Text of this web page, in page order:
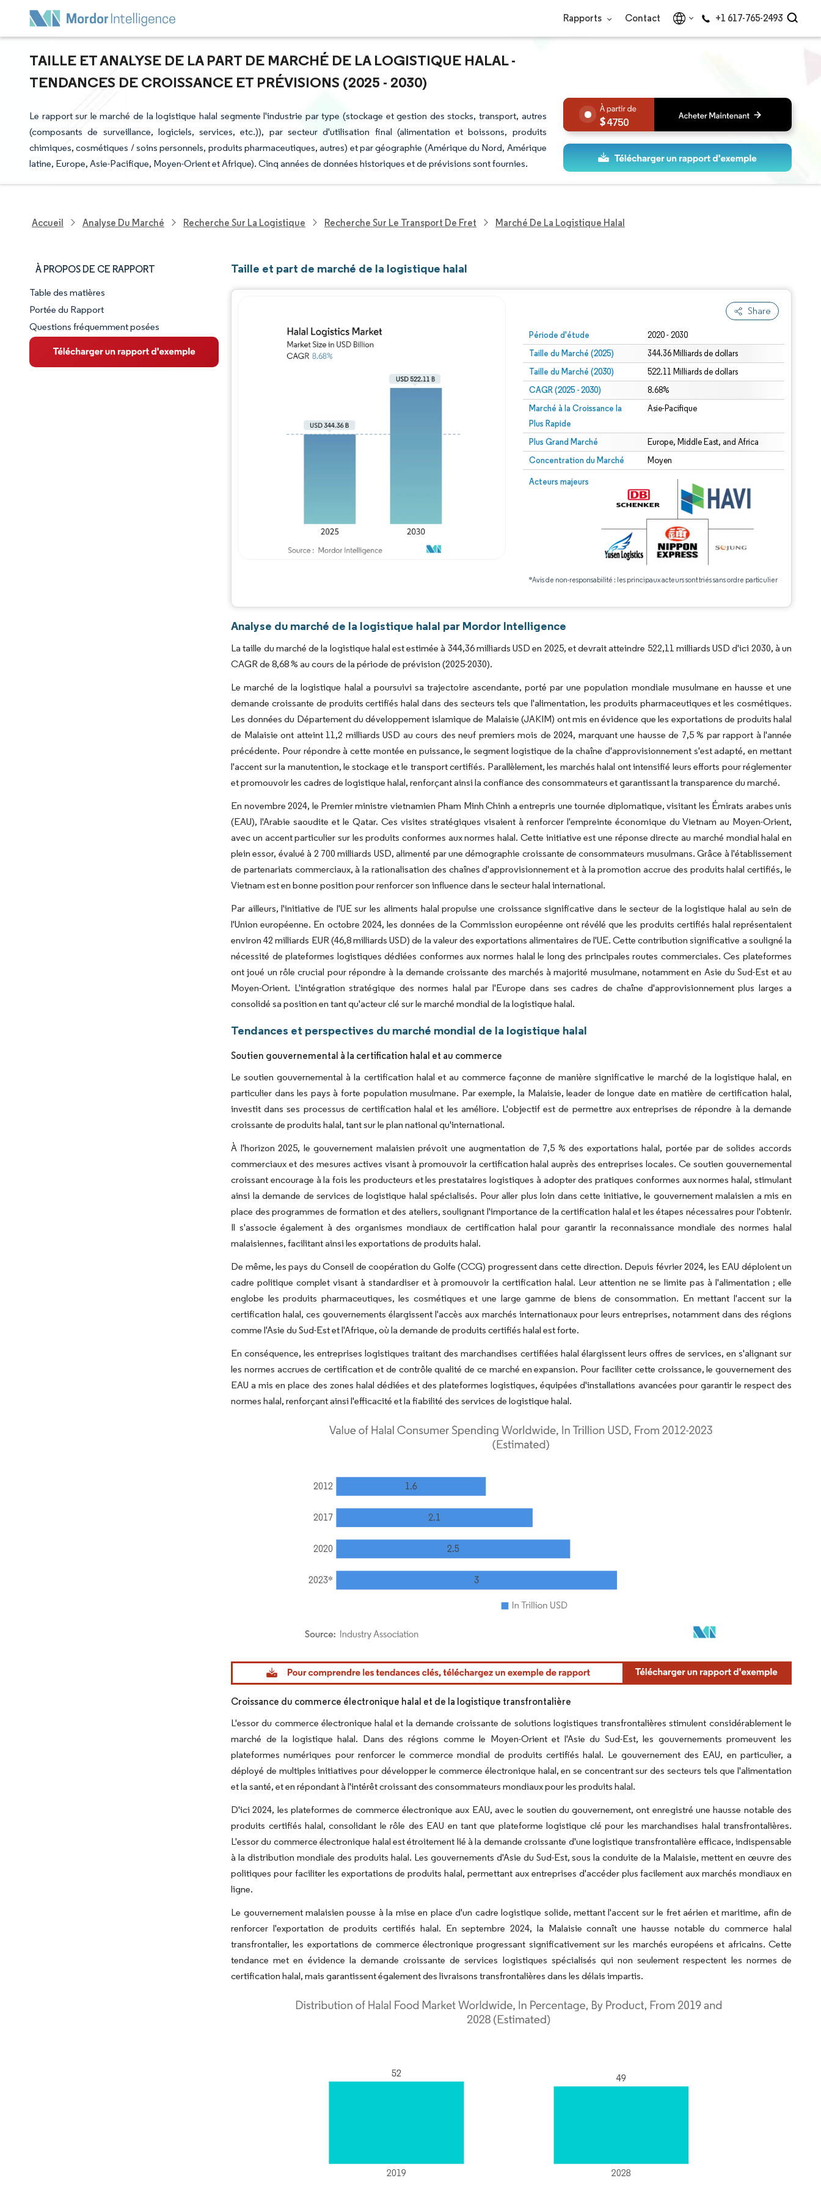
Rapports Contact +1 617-765-2493
TAILLE ET ANALYSE DE LA PART DE MARCHÉ DE LA LOGISTIQUE HALAL -
TENDANCES DE CROISSANCE ET PRÉVISIONS (2025 - 2030)
Le rapport sur le marché de la logistique halal segmente l'industrie par type (stockage et gestion des stocks, transport, autres
(composants de surveillance, logiciels, services, etc.)), par secteur d'utilisation final (alimentation et boissons, produits
chimiques, cosmétiques / soins personnels, produits pharmaceutiques, autres) et par géographie (Amérique du Nord, Amérique
latine, Europe, Asie-Pacifique, Moyen-Orient et Afrique). Cinq années de données historiques et de prévisions sont fournies.
4750
Accueil Analyse Du Marché Recherche Sur La Logistique Recherche Sur Le Transport De Fret Marché De La Logistique Halal
À PROPOS DE CE RAPPORT
Aperçu du marché
VUE D’ENSEMBLE DU MARCHÉ
Principales tendances du marché
Table des matières
Portée du Rapport
Questions fréquemment posées
Taille et part de marché de la logistique halal
Share
Période d'étude 2020 - 2030
Taille du Marché (2025) 344.36 Milliards de dollars
Taille du Marché (2030) 522.11 Milliards de dollars
CAGR (2025 - 2030) 8.68%
Marché à la Croissance la
Plus Rapide
Asie-Pacifique
Plus Grand Marché Europe, Middle East, and Africa
Concentration du Marché Moyen
Acteurs majeurs
*Avis de non-responsabilité : les principaux acteurs sont triés sans ordre particulier
Analyse du marché de la logistique halal par Mordor Intelligence
La taille du marché de la logistique halal est estimée à 344,36 milliards USD en 2025, et devrait atteindre 522,11 milliards USD d'ici 2030, à un
CAGR de 8,68 % au cours de la période de prévision (2025-2030).
Le marché de la logistique halal a poursuivi sa trajectoire ascendante, porté par une population mondiale musulmane en hausse et une
demande croissante de produits certifiés halal dans des secteurs tels que l'alimentation, les produits pharmaceutiques et les cosmétiques.
Les données du Département du développement islamique de Malaisie (JAKIM) ont mis en évidence que les exportations de produits halal
de Malaisie ont atteint 11,2 milliards USD au cours des neuf premiers mois de 2024, marquant une hausse de 7,5 % par rapport à l'année
précédente. Pour répondre à cette montée en puissance, le segment logistique de la chaîne d'approvisionnement s'est adapté, en mettant
l'accent sur la manutention, le stockage et le transport certifiés. Parallèlement, les marchés halal ont intensifié leurs efforts pour réglementer
et promouvoir les cadres de logistique halal, renforçant ainsi la confiance des consommateurs et garantissant la transparence du marché.
En novembre 2024, le Premier ministre vietnamien Pham Minh Chinh a entrepris une tournée diplomatique, visitant les Émirats arabes unis
(EAU), l'Arabie saoudite et le Qatar. Ces visites stratégiques visaient à renforcer l'empreinte économique du Vietnam au Moyen-Orient,
avec un accent particulier sur les produits conformes aux normes halal. Cette initiative est une réponse directe au marché mondial halal en
plein essor, évalué à 2 700 milliards USD, alimenté par une démographie croissante de consommateurs musulmans. Grâce à l'établissement
de partenariats commerciaux, à la rationalisation des chaînes d'approvisionnement et à la promotion accrue des produits halal certifiés, le
Vietnam est en bonne position pour renforcer son influence dans le secteur halal international.
Par ailleurs, l'initiative de l'UE sur les aliments halal propulse une croissance significative dans le secteur de la logistique halal au sein de
l'Union européenne. En octobre 2024, les données de la Commission européenne ont révélé que les produits certifiés halal représentaient
environ 42 milliards EUR (46,8 milliards USD) de la valeur des exportations alimentaires de l'UE. Cette contribution significative a souligné la
nécessité de plateformes logistiques dédiées conformes aux normes halal le long des principales routes commerciales. Ces plateformes
ont joué un rôle crucial pour répondre à la demande croissante des marchés à majorité musulmane, notamment en Asie du Sud-Est et au
Moyen-Orient. L'intégration stratégique des normes halal par l'Europe dans ses cadres de chaîne d'approvisionnement plus larges a
consolidé sa position en tant qu'acteur clé sur le marché mondial de la logistique halal.
Tendances et perspectives du marché mondial de la logistique halal
Soutien gouvernemental à la certification halal et au commerce
Le soutien gouvernemental à la certification halal et au commerce façonne de manière significative le marché de la logistique halal, en
particulier dans les pays à forte population musulmane. Par exemple, la Malaisie, leader de longue date en matière de certification halal,
investit dans ses processus de certification halal et les améliore. L'objectif est de permettre aux entreprises de répondre à la demande
croissante de produits halal, tant sur le plan national qu'international.
À l'horizon 2025, le gouvernement malaisien prévoit une augmentation de 7,5 % des exportations halal, portée par de solides accords
commerciaux et des mesures actives visant à promouvoir la certification halal auprès des entreprises locales. Ce soutien gouvernemental
croissant encourage à la fois les producteurs et les prestataires logistiques à adopter des pratiques conformes aux normes halal, stimulant
ainsi la demande de services de logistique halal spécialisés. Pour aller plus loin dans cette initiative, le gouvernement malaisien a mis en
place des programmes de formation et des ateliers, soulignant l'importance de la certification halal et les étapes nécessaires pour l'obtenir.
Il s'associe également à des organismes mondiaux de certification halal pour garantir la reconnaissance mondiale des normes halal
malaisiennes, facilitant ainsi les exportations de produits halal.
De même, les pays du Conseil de coopération du Golfe (CCG) progressent dans cette direction. Depuis février 2024, les EAU déploient un
cadre politique complet visant à standardiser et à promouvoir la certification halal. Leur attention ne se limite pas à l'alimentation ; elle
englobe les produits pharmaceutiques, les cosmétiques et une large gamme de biens de consommation. En mettant l'accent sur la
certification halal, ces gouvernements élargissent l'accès aux marchés internationaux pour leurs entreprises, notamment dans des régions
comme l'Asie du Sud-Est et l'Afrique, où la demande de produits certifiés halal est forte.
En conséquence, les entreprises logistiques traitant des marchandises certifiées halal élargissent leurs offres de services, en s'alignant sur
les normes accrues de certification et de contrôle qualité de ce marché en expansion. Pour faciliter cette croissance, le gouvernement des
EAU a mis en place des zones halal dédiées et des plateformes logistiques, équipées d'installations avancées pour garantir le respect des
normes halal, renforçant ainsi l'efficacité et la fiabilité des services de logistique halal.
Image © Mordor Intelligence. La réutilisation nécessite une attribution sous CC BY 4.0.
Croissance du commerce électronique halal et de la logistique transfrontalière
L'essor du commerce électronique halal et la demande croissante de solutions logistiques transfrontalières stimulent considérablement le
marché de la logistique halal. Dans des régions comme le Moyen-Orient et l'Asie du Sud-Est, les gouvernements promeuvent les
plateformes numériques pour renforcer le commerce mondial de produits certifiés halal. Le gouvernement des EAU, en particulier, a
déployé de multiples initiatives pour développer le commerce électronique halal, en se concentrant sur des secteurs tels que l'alimentation
et la santé, et en répondant à l'intérêt croissant des consommateurs mondiaux pour les produits halal.
D'ici 2024, les plateformes de commerce électronique aux EAU, avec le soutien du gouvernement, ont enregistré une hausse notable des
produits certifiés halal, consolidant le rôle des EAU en tant que plateforme logistique clé pour les marchandises halal transfrontalières.
L'essor du commerce électronique halal est étroitement lié à la demande croissante d'une logistique transfrontalière efficace, indispensable
à la distribution mondiale des produits halal. Les gouvernements d'Asie du Sud-Est, sous la conduite de la Malaisie, mettent en œuvre des
politiques pour faciliter les exportations de produits halal, permettant aux entreprises d'accéder plus facilement aux marchés mondiaux en
ligne.
Le gouvernement malaisien pousse à la mise en place d'un cadre logistique solide, mettant l'accent sur le fret aérien et maritime, afin de
renforcer l'exportation de produits certifiés halal. En septembre 2024, la Malaisie connaît une hausse notable du commerce halal
transfrontalier, les exportations de commerce électronique progressant significativement sur les marchés européens et africains. Cette
tendance met en évidence la demande croissante de services logistiques spécialisés qui non seulement respectent les normes de
certification halal, mais garantissent également des livraisons transfrontalières dans les délais impartis.